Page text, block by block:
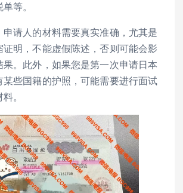
等。
申请人的材料需要真实准确，尤其是
明，不能虚假陈述，否则可能会影
。此外，如果您是第一次申请日本
某些国籍的护照，可能需要进行面试
。